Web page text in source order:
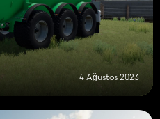
4 Ağustos 2023